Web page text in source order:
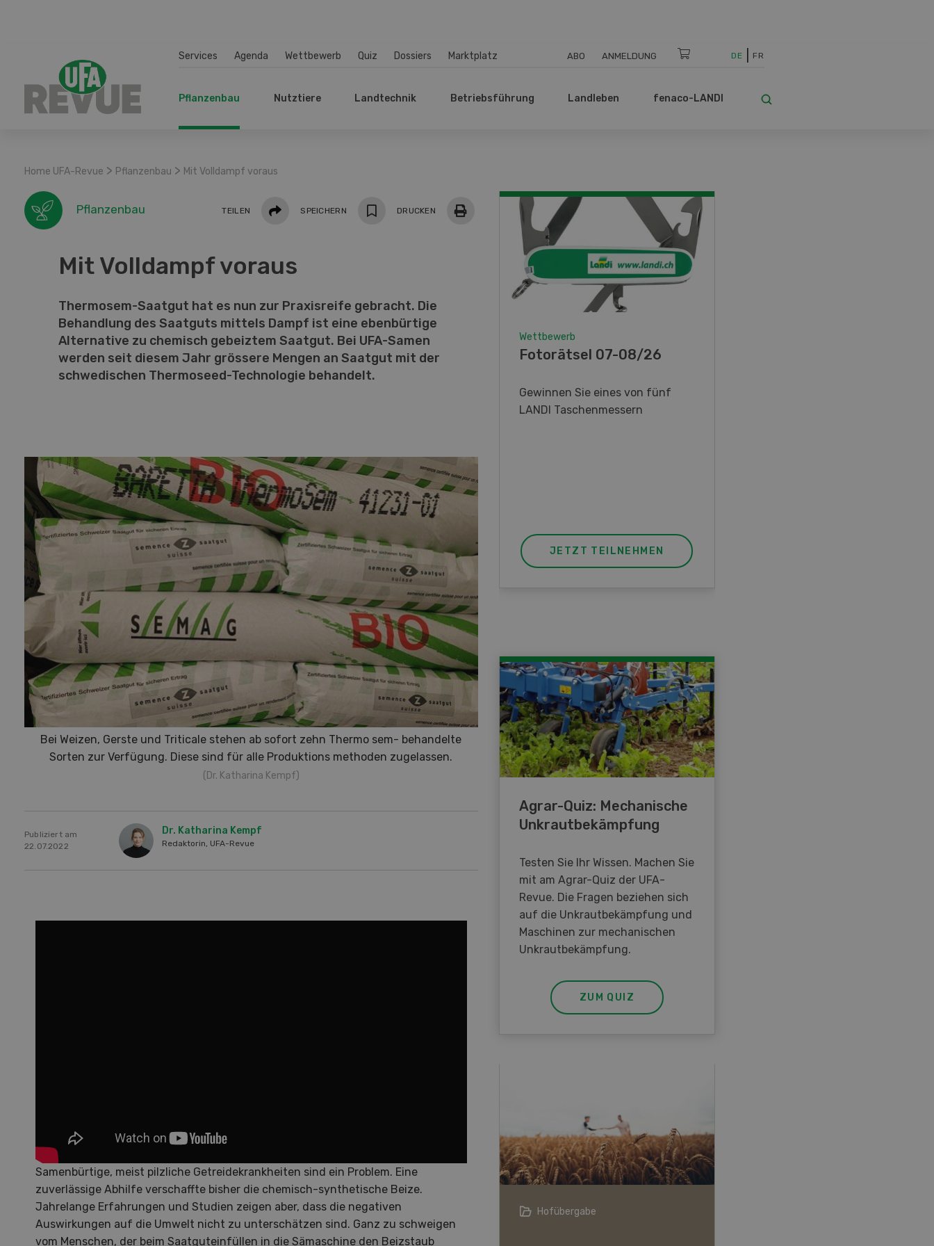
Services Agenda Wettbewerb Quiz Dossiers Marktplatz ABO ANMELDUNG DE FR
Pflanzenbau Nutztiere Landtechnik Betriebsführung Landleben fenaco-LANDI
Home UFA-Revue > Pflanzenbau > Mit Volldampf voraus
Pflanzenbau TEILEN Teilen SPEICHERN DRUCKEN
Mit Volldampf voraus
Thermosem-Saatgut hat es nun zur Praxisreife gebracht. Die
Behandlung des Saatguts mittels Dampf ist eine ebenbürtige
Alternative zu chemisch gebeiztem Saatgut. Bei UFA-Samen
werden seit diesem Jahr grössere Mengen an Saatgut mit der
schwedischen Thermoseed-Technologie behandelt.
Bei Weizen, Gerste und Triticale stehen ab sofort zehn Thermo sem- behandelte
Sorten zur Verfügung. Diese sind für alle Produktions methoden zugelassen.
(Dr. Katharina Kempf)
Publiziert am
22.07.2022
Dr. Katharina Kempf
Redaktorin, UFA-Revue
Samenbürtige, meist pilzliche Getreidekrankheiten sind ein Problem. Eine
zuverlässige Abhilfe verschaffte bisher die chemisch-synthetische Beize.
Jahrelange Erfahrungen und Studien zeigen aber, dass die negativen
Auswirkungen auf die Umwelt nicht zu unterschätzen sind. Ganz zu schweigen
vom Menschen, der beim Saatguteinfüllen in die Sämaschine den Beizstaub
Wettbewerb
Know-how-Wettbewerb
07-08/26
attraktiven Sofortpreisen.
JETZT TEILNEHMEN
Wettbewerb
Fotorätsel 07-08/26
Gewinnen Sie eines von fünf
LANDI Taschenmessern
JETZT TEILNEHMEN
Agrar-Quiz: Mechanische
Unkrautbekämpfung
Testen Sie Ihr Wissen. Machen Sie
mit am Agrar-Quiz der UFA-
Revue. Die Fragen beziehen sich
auf die Unkrautbekämpfung und
Maschinen zur mechanischen
Unkrautbekämpfung.
ZUM QUIZ
Start-up Tierarzt Hofübergabe